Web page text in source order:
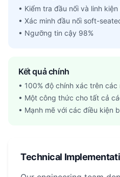
• Kiểm tra đầu nối và linh kiện
• Xác minh đầu nối soft-
• Ngưỡng tin cậy 98%
Kết quả chính
• 100% độ chính xác trên các
• Một công thức cho tất cả
• Mạnh mẽ với các điều kiện
Technical